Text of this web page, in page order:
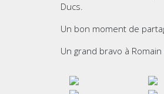
Ducs.
Un bon moment de
Un grand bravo à